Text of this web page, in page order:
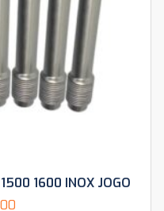
1600 INOX JOGO